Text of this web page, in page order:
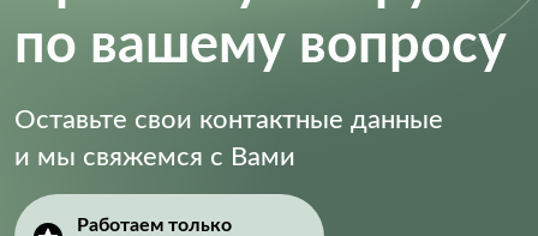
по вашему вопросу
Оставьте свои контактные данные
и мы свяжемся с Вами
Работаем только